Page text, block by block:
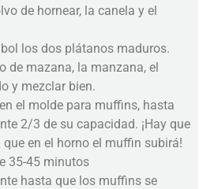
de hornear, la canela y el
los dos plátanos maduros.
de mazana, la manzana, el
y mezclar bien.
el molde para muffins, hasta
2/3 de su capacidad. ¡Hay que
que en el horno el muffin subirá!
35-45 minutos
hasta que los muffins se